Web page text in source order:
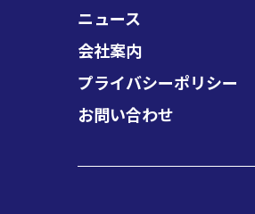
ニュース
会社案内
プライバシーポリシー
お問い合わせ